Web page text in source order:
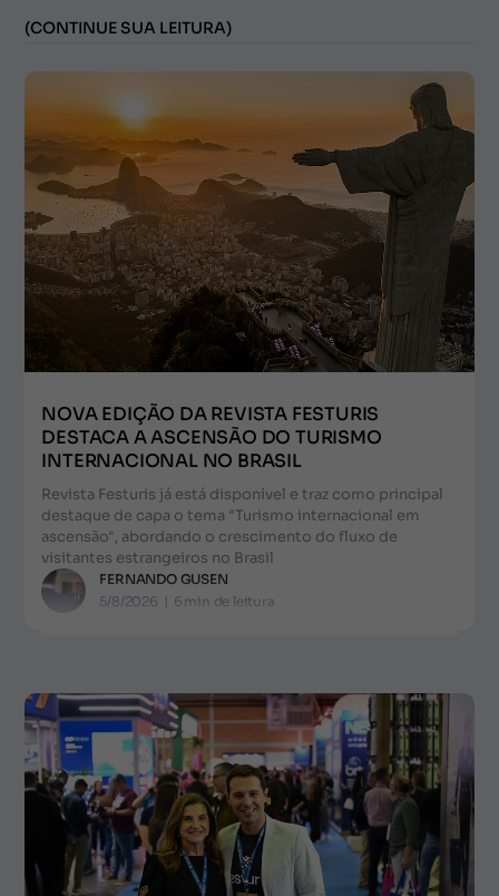
(CONTINUE SUA LEITURA)
NOVA EDIÇÃO DA REVISTA FESTURIS
DESTACA A ASCENSÃO DO TURISMO
INTERNACIONAL NO BRASIL
Revista Festuris já está disponível e traz como principal
destaque de capa o tema "Turismo internacional em
ascensão", abordando o crescimento do fluxo de
visitantes estrangeiros no Brasil
FERNANDO GUSEN
5/8/2026 | 6 min de leitura